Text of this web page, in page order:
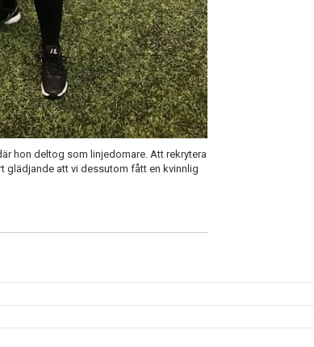
hon deltog som linjedomare. Att rekrytera
glädjande att vi dessutom fått en kvinnlig